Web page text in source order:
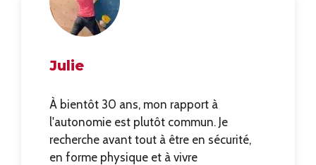
Julie
À bientôt 30 ans, mon rapport à
l'autonomie est plutôt commun. Je
recherche avant tout à être en sécurité,
en forme physique et à vivre